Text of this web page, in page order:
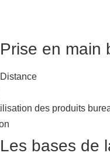
en main
des produits
bases de